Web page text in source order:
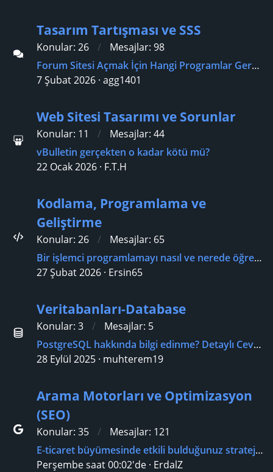
Tasarım Tartışması ve SSS
Konular 26 Mesajlar 98
Forum Sitesi Açmak İçin Hangi Programlar Gerekli?
7 Şubat 2026 agg1401
Web Sitesi Tasarımı ve Sorunlar
Konular 11 Mesajlar 44
vBulletin gerçekten o kadar kötü mü?
22 Ocak 2026 F.T.H
Kodlama, Programlama ve
Geliştirme
Konular 26 Mesajlar 65
Bir işlemci programlamayı nasıl ve nerede öğreniriz?
27 Şubat 2026 Ersin65
Veritabanları-Database
Konular 3 Mesajlar 5
PostgreSQL hakkında bilgi edinme? Detaylı Cevap ve Öneriler
28 Eylül 2025 muhterem19
Arama Motorları ve Optimizasyon
(SEO)
Konular 35 Mesajlar 121
E-ticaret büyümesinde etkili bulduğunuz stratejiler nelerdir?
Perşembe saat 00:02'de ErdalZ